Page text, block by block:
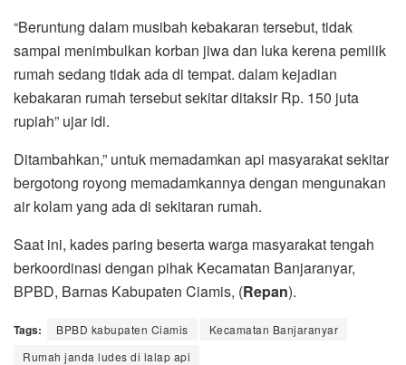
“Beruntung dalam musibah kebakaran tersebut, tidak
sampai menimbulkan korban jiwa dan luka kerena pemilik
rumah sedang tidak ada di tempat. dalam kejadian
kebakaran rumah tersebut sekitar ditaksir Rp. 150 juta
rupiah” ujar idi.
Ditambahkan,” untuk memadamkan api masyarakat sekitar
bergotong royong memadamkannya dengan mengunakan
air kolam yang ada di sekitaran rumah.
Saat ini, kades paring beserta warga masyarakat tengah
berkoordinasi dengan pihak Kecamatan Banjaranyar,
BPBD, Barnas Kabupaten Ciamis, (Repan).
Tags: BPBD kabupaten Ciamis
Kecamatan Banjaranyar
Rumah janda ludes di lalap api